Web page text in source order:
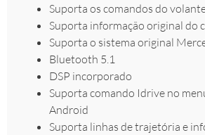
Suporta os comandos do
Suporta informação original do
Suporta o sistema original
Bluetooth 5.1
DSP incorporado
Suporta comando Idrive no
Android
Suporta linhas de trajetória e